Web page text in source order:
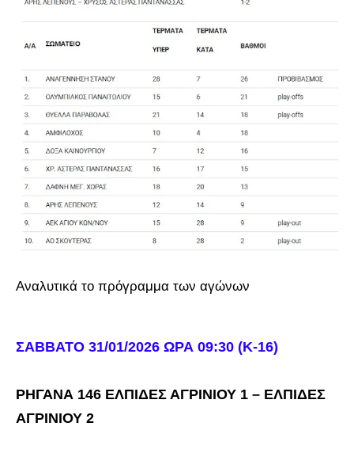
Αναλυτικά το πρόγραμμα των αγώνων
ΣΑΒΒΑΤΟ 31/01/2026 ΩΡΑ 09:30 (Κ-16)
ΡΗΓΑΝΑ 146 ΕΛΠΙΔΕΣ ΑΓΡΙΝΙΟΥ 1 – ΕΛΠΙΔΕΣ
ΑΓΡΙΝΙΟΥ 2